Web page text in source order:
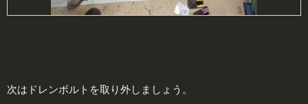
次はドレンボルトを取り外しましょう。